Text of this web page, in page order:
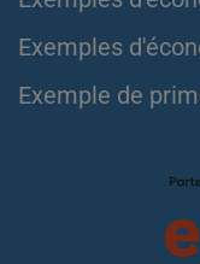
Exemples
Exemple de